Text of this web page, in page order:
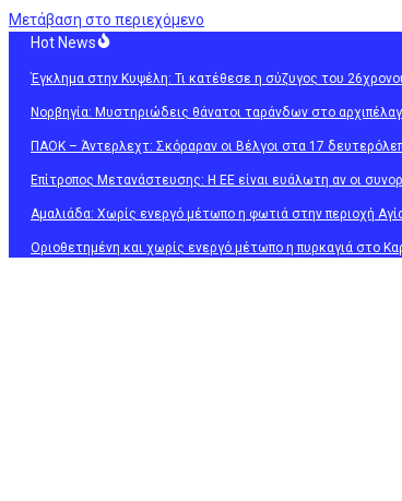
Μετάβαση στο περιεχόμενο
Hot News
Έγκλημα στην Κυψέλη: Τι κατέθεσε η σύζυγος του
Νορβηγία: Μυστηριώδεις θάνατοι ταράνδων στο
ΠΑΟΚ – Άντερλεχτ: Σκόραραν οι Βέλγοι στα 17
Επίτροπος Μετανάστευσης: Η ΕΕ είναι ευάλωτη αν οι
Αμαλιάδα: Χωρίς ενεργό μέτωπο η φωτιά στην περιοχή
Οριοθετημένη και χωρίς ενεργό μέτωπο η πυρκαγιά στο